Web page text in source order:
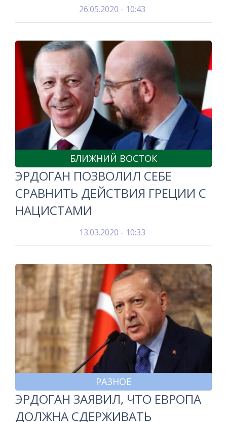
26.05.2020 - 10:43
БЛИЖНИЙ ВОСТОК
ЭРДОГАН ПОЗВОЛИЛ СЕБЕ
СРАВНИТЬ ДЕЙСТВИЯ ГРЕЦИИ С
НАЦИСТАМИ
13.03.2020 - 10:33
РАЗНОЕ
ЭРДОГАН ЗАЯВИЛ, ЧТО ЕВРОПА
ДОЛЖНА СДЕРЖИВАТЬ